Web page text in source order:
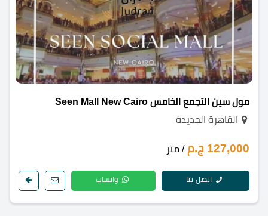
مول سين التجمع الخامس Seen Mall New Cairo
القاهرة الجديدة
127,000 ج.م / متر
اتصل بنا واتساب